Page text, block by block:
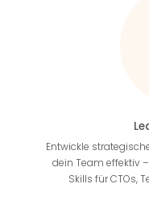
Entwickle
dein Team effektiv
Skills für CTOs,